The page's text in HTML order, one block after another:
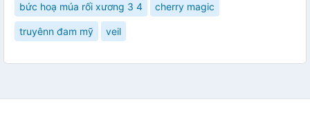
bức hoạ múa rối xương 3 4 cherry magic
truyênn đam mỹ veil